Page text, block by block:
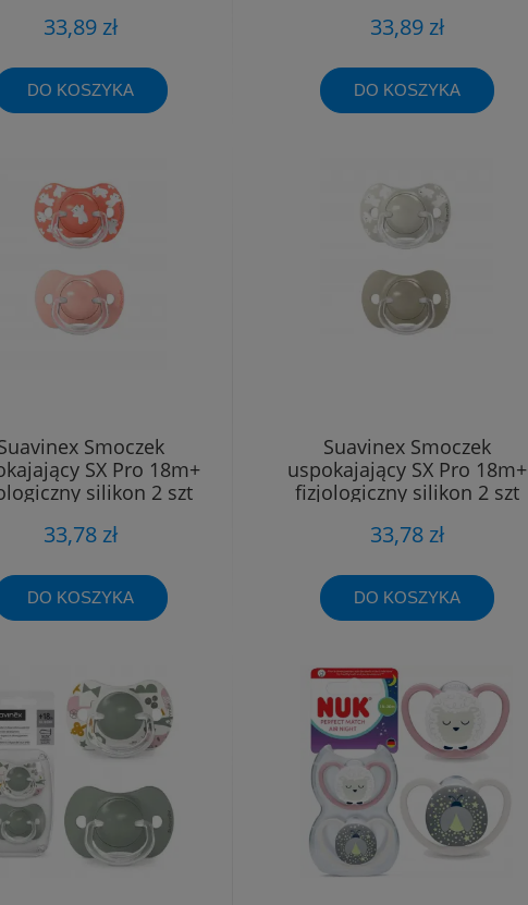
33,89 zł
DO KOSZYKA
33,89 zł
DO KOSZYKA
Smoczek
SX Pro 18m+
silikon 2 szt
33,78 zł
DO KOSZYKA
Suavinex Smoczek
uspokajający SX Pro 18m+
fizjologiczny silikon 2 szt
33,78 zł
DO KOSZYKA